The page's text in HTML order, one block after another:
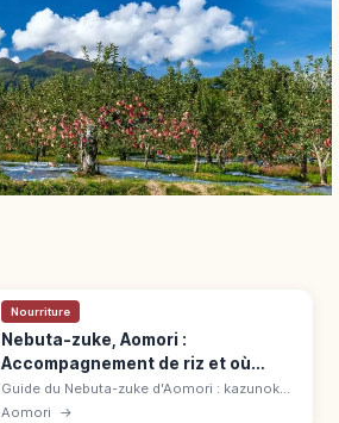
Nourriture
Nebuta-zuke, Aomori :
Accompagnement de riz et où
l’acheter
Guide du Nebuta-zuke d'Aomori : kazunoko,
calmar séché, kombu, daikon et concombre
Aomori →